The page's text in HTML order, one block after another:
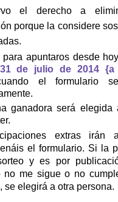
el derecho a
porque la considere
para apuntaros desde
31 de julio de 2014 {a
el formulario
ganadora será elegida
extras irán
el formulario. Si la
y es por
no me sigue o no
se elegirá a otra persona.